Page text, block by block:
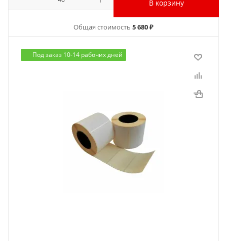
В корзину
Общая стоимость 5 680 ₽
Под заказ 10-14 рабочих дней